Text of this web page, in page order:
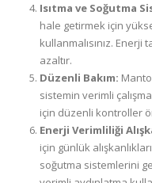
Isıtma ve Soğutma
hale getirmek için
kullanmalısınız.
azaltır.
Düzenli Bakım:
sistemin verimli
için düzenli kontroller
Enerji Verimliliği
için günlük
soğutma sistemlerini